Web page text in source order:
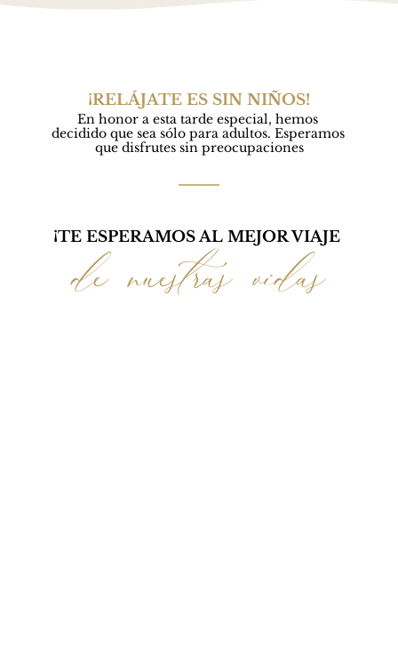
¡RELÁJATE ES SIN NIÑOS!
En honor a esta tarde especial, hemos
decidido que sea sólo para adultos. Esperamos
que disfrutes sin preocupaciones
¡TE ESPERAMOS AL MEJOR VIAJE
de nuestras vidas